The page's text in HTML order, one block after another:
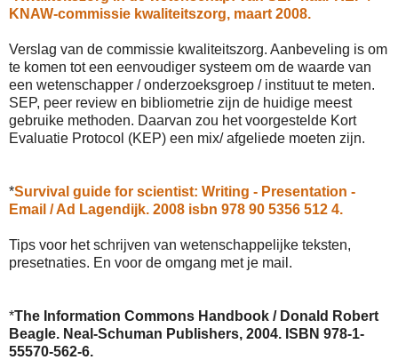
KNAW-commissie kwaliteitszorg, maart 2008.
Verslag van de commissie kwaliteitszorg. Aanbeveling is om
te komen tot een eenvoudiger systeem om de waarde van
een wetenschapper / onderzoeksgroep / instituut te meten.
SEP, peer review en bibliometrie zijn de huidige meest
gebruike methoden. Daarvan zou het voorgestelde Kort
Evaluatie Protocol (KEP) een mix/ afgeliede moeten zijn.
*Survival guide for scientist: Writing - Presentation -
Email / Ad Lagendijk. 2008 isbn 978 90 5356 512 4.
Tips voor het schrijven van wetenschappelijke teksten,
presetnaties. En voor de omgang met je mail.
*The Information Commons Handbook / Donald Robert
Beagle. Neal-Schuman Publishers, 2004. ISBN 978-1-
55570-562-6.